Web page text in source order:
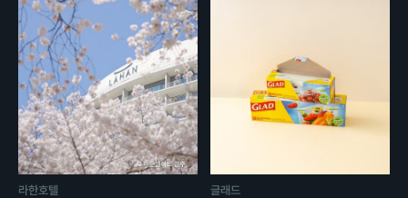
라한호텔 글래드